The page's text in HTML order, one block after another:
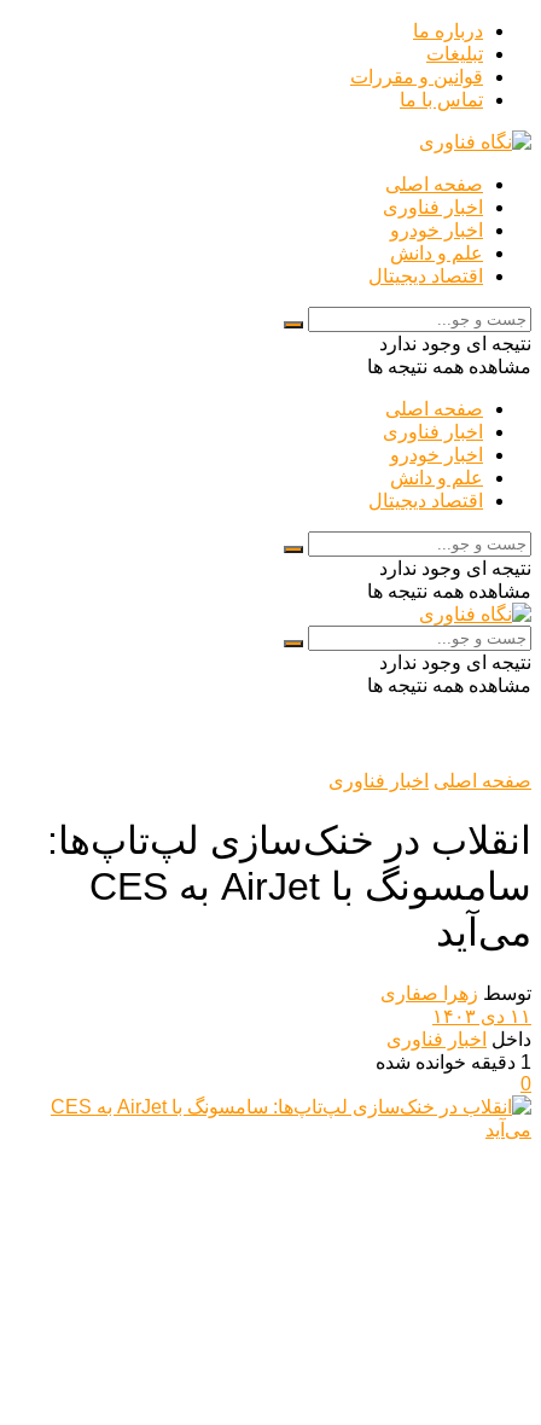
درباره ما
تبلیغات
قوانین و مقررات
تماس با ما
صفحه اصلی
اخبار فناوری
اخبار خودرو
علم و دانش
اقتصاد دیجیتال
نتیجه ای وجود ندارد
مشاهده همه نتیجه ها
صفحه اصلی
اخبار فناوری
اخبار خودرو
علم و دانش
اقتصاد دیجیتال
نتیجه ای وجود ندارد
مشاهده همه نتیجه ها
نتیجه ای وجود ندارد
مشاهده همه نتیجه ها
صفحه اصلی اخبار فناوری
انقلاب در خنک‌سازی لپ‌تاپ‌ها:
سامسونگ با AirJet به CES
می‌آید
توسط زهرا صفاری
۱۱ دی ۱۴۰۳
داخل اخبار فناوری
1 دقیقه خوانده شده
0